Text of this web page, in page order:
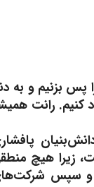
تا 10 سال تمام عقب‌ماندگی‌ها را پس بزنیم و
کنیم. رانت
زیرا هیچ
و سپس